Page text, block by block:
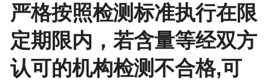
严格按照检测标准执行在限
定期限内，若含量等经双方
认可的机构检测不合格,可